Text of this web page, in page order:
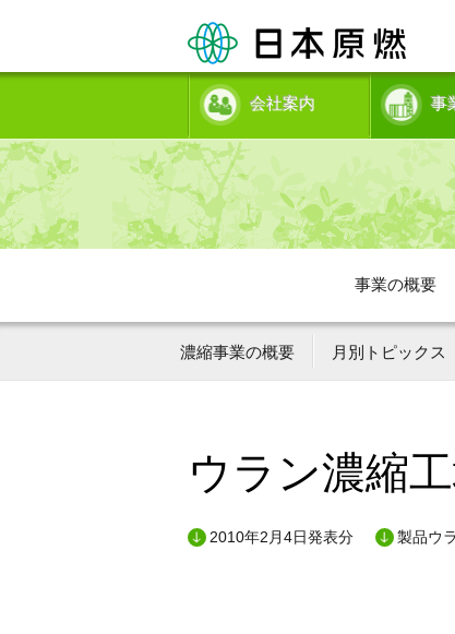
会社案内 事
事業の概要
濃縮事業の概要 月別トピックス
ウラン濃縮
2010年2月4日発表分 製品ウ